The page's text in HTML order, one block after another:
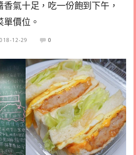
氣十足，吃一份飽到下午，
價位。
12-29 0